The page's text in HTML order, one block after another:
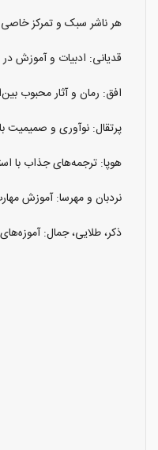
هر ناشر سبک و تمرکز خاصی
قدیانی: ادبیات و آموزش
افق: رمان و آثار محبوب
پرتقال: نوآوری و صمیمیت
هوپا: ترجمه‌های جذاب با
نردبان و مهرسا: آموزش
ذکر، طلایی، جمال: